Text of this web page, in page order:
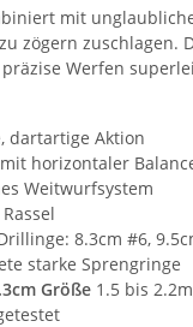
mit
zögern zuschlagen.
Werfen
dartartige Aktion
horizontaler
Weitwurfsystem
8.3cm #6,
starke Sprengringe
Größe 1.5 bis